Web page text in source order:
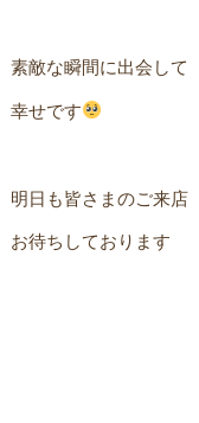
素敵な瞬間に出会してㅤ
幸せです
明日も皆さまのご来店ㅤ
お待ちしております